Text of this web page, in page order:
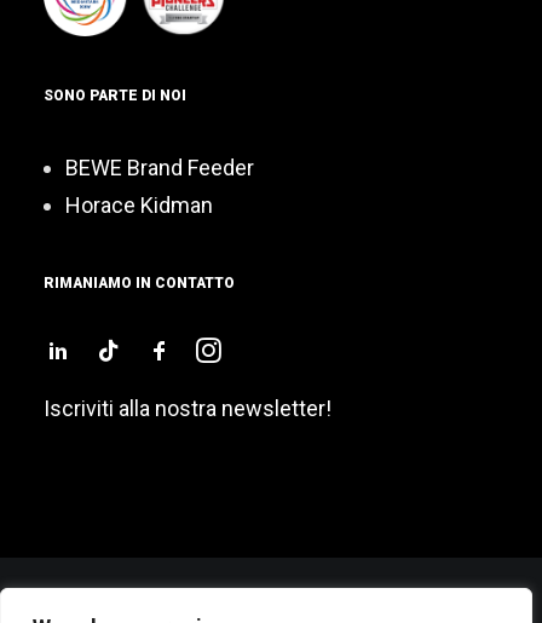
SONO PARTE DI NOI
BEWE Brand Feeder
Horace Kidman
RIMANIAMO IN CONTATTO
Iscriviti alla nostra newsletter!